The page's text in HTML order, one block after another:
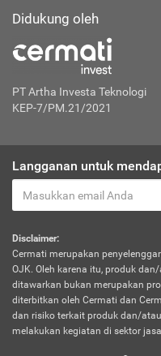
Didukung oleh
PT Artha Investa Teknologi
KEP-7/PM.21/2021
Langganan untuk
Disclaimer:
Cermati merupakan
OJK. Oleh karena itu, produk
ditawarkan bukan merupakan
diterbitkan oleh Cermati dan
dan risiko terkait produk dan/
melakukan kegiatan di sektor